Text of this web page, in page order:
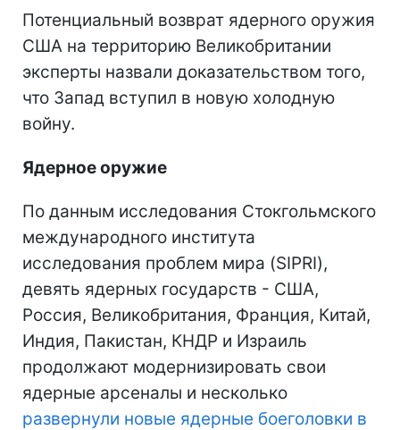
Потенциальный возврат ядерного оружия
США на территорию Великобритании
эксперты назвали доказательством того,
что Запад вступил в новую холодную
войну.
Ядерное оружие
По данным исследования Стокгольмского
международного института
исследования проблем мира (SIPRI),
девять ядерных государств - США,
Россия, Великобритания, Франция, Китай,
Индия, Пакистан, КНДР и Израиль
продолжают модернизировать свои
ядерные арсеналы и несколько
развернули новые ядерные боеголовки в